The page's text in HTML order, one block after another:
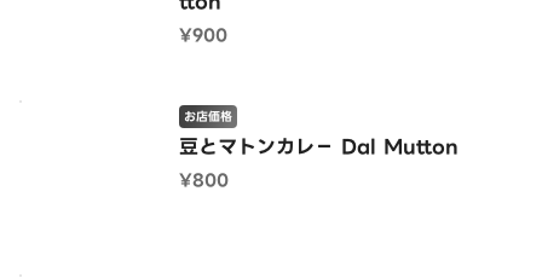
¥900
豆とマトンカレ− Dal Mutton
お店価格
¥800